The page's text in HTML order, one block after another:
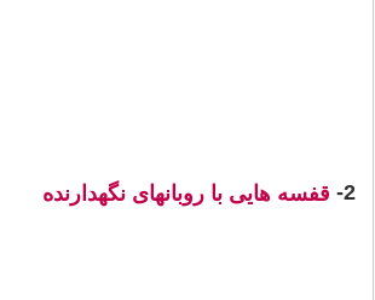
2- قفسه هایی با روبانهای نگهدارنده